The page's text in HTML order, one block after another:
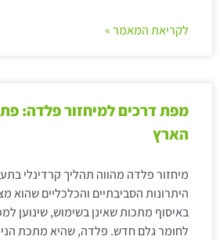
לקריאת המאמר »
מפת דרכים למיחזור פלדה:
הארץ
מיחזור פלדה מהווה תהליך קרדינלי
היתרונות הסביבתיים והכלכליים שהוא
באיסוף מתכות שאינן בשימוש, שינוען
לחומר גלם חדש. פלדה, שהיא מתכת